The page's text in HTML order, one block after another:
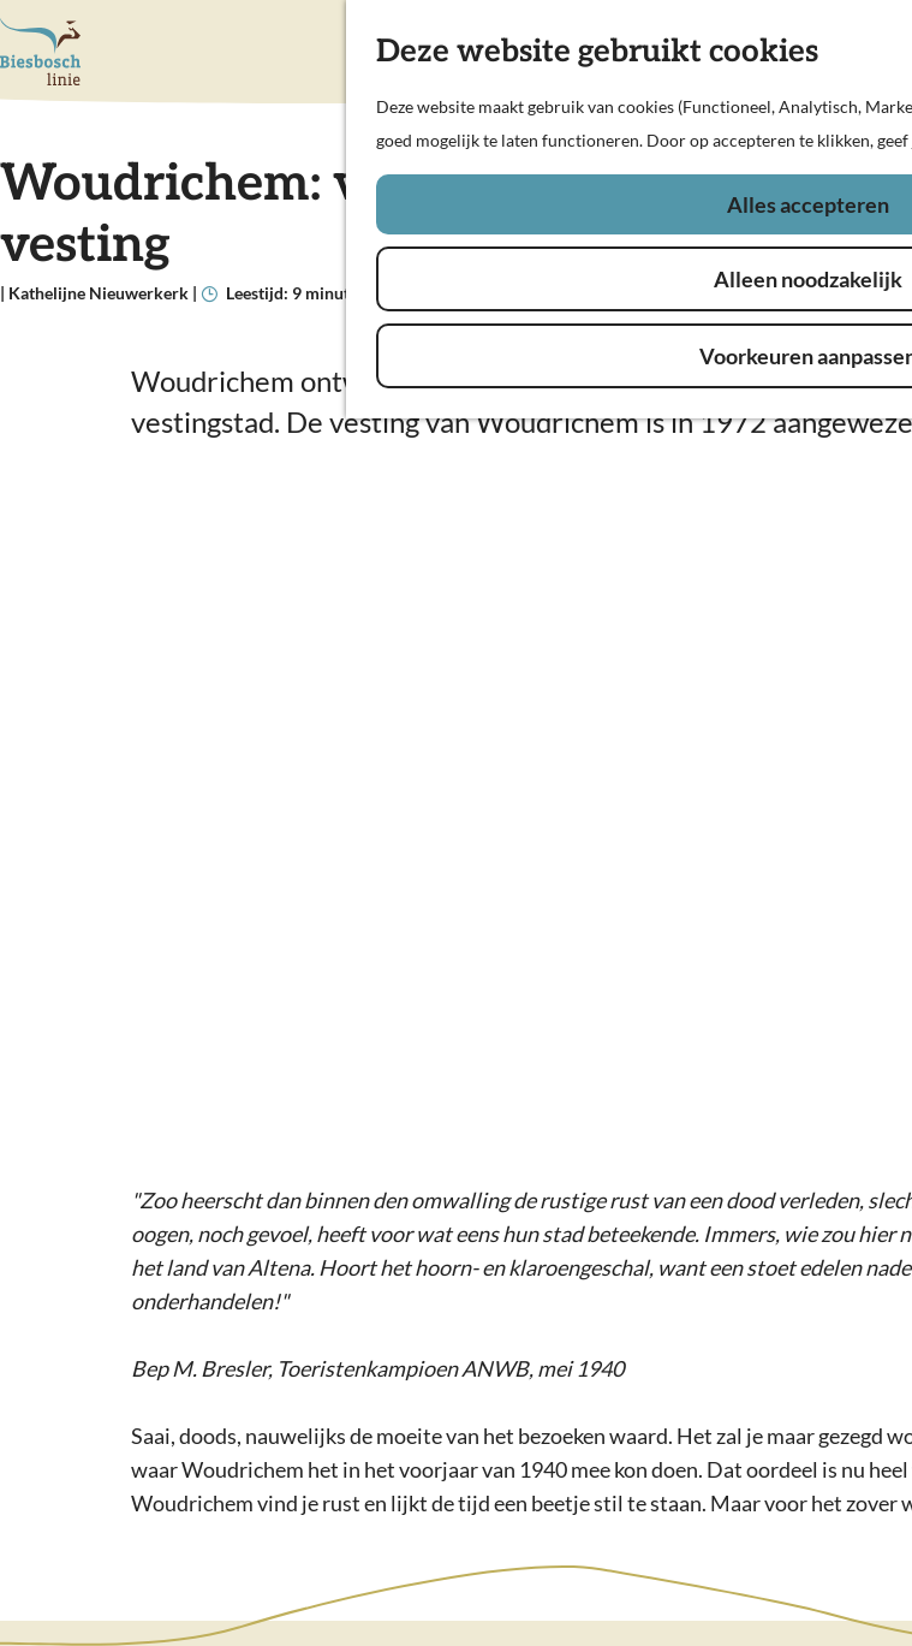
Deze website gebruikt cookies
Deze website maakt gebruik van cookies (Functioneel, Analytisch,
goed mogelijk te laten functioneren. Door op accepteren te klikken, geef
Alles accepteren
Alleen noodzakelijk
Voorkeuren
G
n
a
d
Woudrichem: van Middeleeuwse stad
vesting
| Kathelijne Nieuwerkerk | Leestijd: 9 minuten
Woudrichem ontwikkelde zich van middeleeuwse stad met
vestingstad. De vesting van Woudrichem is in 1972
"Zoo heerscht dan binnen den omwalling de rustige rust van een dood verleden,
oogen, noch gevoel, heeft voor wat eens hun stad beteekende. Immers, wie zou
het land van Altena. Hoort het hoorn- en klaroengeschal, want een stoet edelen
onderhandelen!"
Bep M. Bresler, Toeristenkampioen ANWB, mei 1940
Saai, doods, nauwelijks de moeite van het bezoeken waard. Het zal je maar gezegd
waar Woudrichem het in het voorjaar van 1940 mee kon doen. Dat oordeel is nu
Woudrichem vind je rust en lijkt de tijd een beetje stil te staan. Maar voor het zover